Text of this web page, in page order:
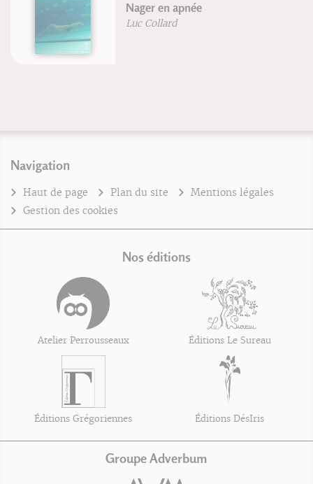
Nager en apnée
Luc Collard
Navigation
Haut de page Plan du site
Mentions légales
Gestion des cookies
Nos éditions
Atelier Perrousseaux Éditions Le Sureau
Éditions Grégoriennes Éditions DésIris
Groupe Adverbum